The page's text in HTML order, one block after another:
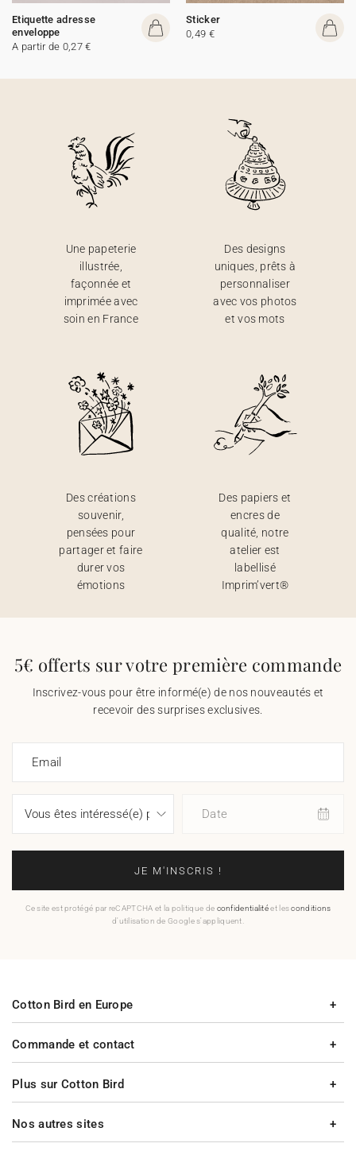
Etiquette adresse
enveloppe
A partir de 0,27 €
Sticker
0,49 €
Une papeterie
illustrée,
façonnée et
imprimée avec
soin en France
Des designs
uniques, prêts à
personnaliser
avec vos photos
et vos mots
Des créations
souvenir,
pensées pour
partager et faire
durer vos
émotions
Des papiers et
encres de
qualité, notre
atelier est
labellisé
Imprim’vert®
5€ offerts sur votre première commande
Inscrivez-vous pour être informé(e) de nos nouveautés et
recevoir des surprises exclusives.
Email
Date
JE M'INSCRIS !
Ce site est protégé par reCAPTCHA et la politique de confidentialitéet lesconditions
d'utilisation de Google s'appliquent.
Commande et contact
Plus sur Cotton Bird
Cotton Bird en Europe
Nos autres sites